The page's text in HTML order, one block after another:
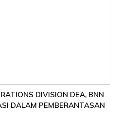
DIVISION DEA, BNN
DALAM PEMBERANTASAN